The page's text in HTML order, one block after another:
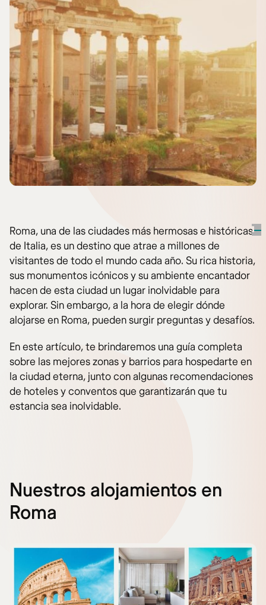
Roma, una de las ciudades más hermosas e históricas
de Italia, es un destino que atrae a millones de
visitantes de todo el mundo cada año. Su rica historia,
sus monumentos icónicos y su ambiente encantador
hacen de esta ciudad un lugar inolvidable para
explorar. Sin embargo, a la hora de elegir dónde
alojarse en Roma, pueden surgir preguntas y desafíos.
En este artículo, te brindaremos una guía completa
sobre las mejores zonas y barrios para hospedarte en
la ciudad eterna, junto con algunas recomendaciones
de hoteles y conventos que garantizarán que tu
estancia sea inolvidable.
Nuestros alojamientos en
Roma